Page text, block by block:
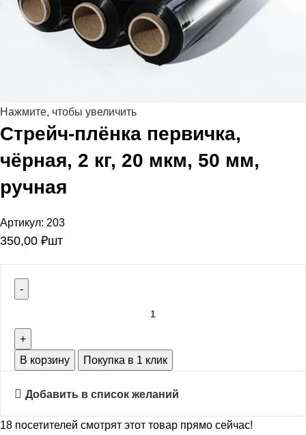
Нажмите, чтобы увеличить
Стрейч-плёнка первичка,
чёрная, 2 кг, 20 мкм, 50 мм,
ручная
Артикул: 203
350,00 ₽шт
В корзину Покупка в 1 клик
Добавить в список желаний
18 посетителей смотрят этот товар прямо сейчас!